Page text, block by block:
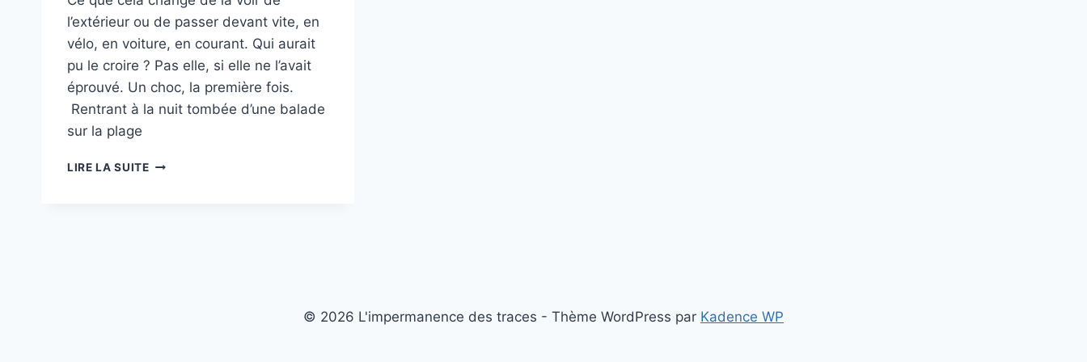
l’extérieur ou de passer devant vite, en
vélo, en voiture, en courant. Qui aurait
pu le croire ? Pas elle, si elle ne l’avait
éprouvé. Un choc, la première fois.
Rentrant à la nuit tombée d’une balade
sur la plage
LIRE LA SUITE#08
© 2026 L'impermanence des traces - Thème WordPress par Kadence WP